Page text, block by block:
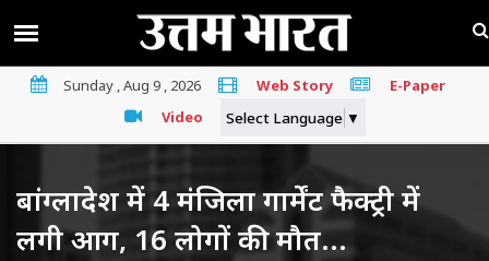
Sunday , Aug 9 , 2026 Web Story
E-Paper
Video
Select Language ▼
बांग्लादेश में 4 मंजिला गार्मेंट फैक्ट्री में
लगी आग, 16 लोगों की मौत...